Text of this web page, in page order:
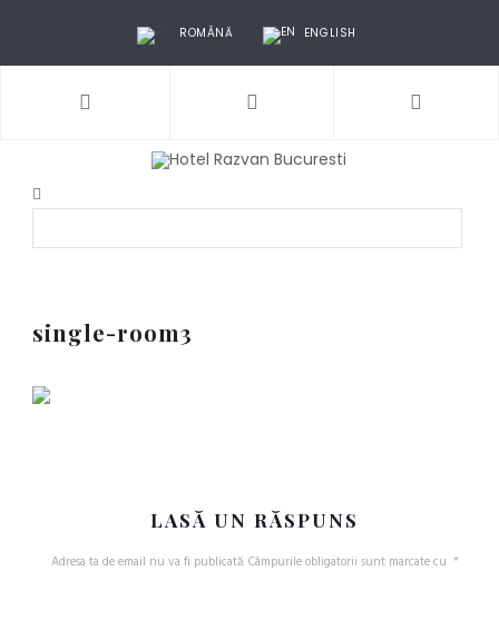
ROMÂNĂ ENGLISH
single-room3
LASĂ UN RĂSPUNS
Adresa ta de email nu va fi publicată.Câmpurile obligatorii sunt marcate cu *